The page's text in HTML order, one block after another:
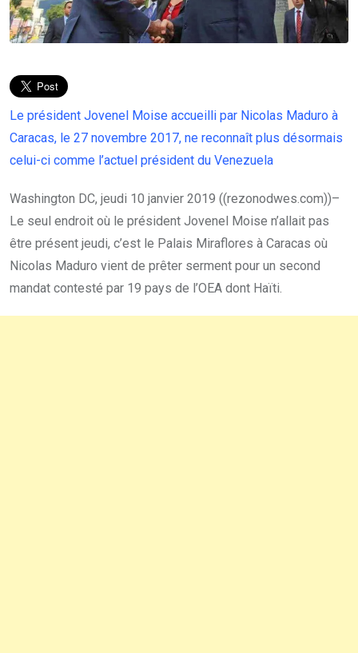
Le président Jovenel Moise accueilli par Nicolas Maduro à
Caracas, le 27 novembre 2017, ne reconnaît plus désormais
celui-ci comme l’actuel président du Venezuela
Washington DC, jeudi 10 janvier 2019 ((rezonodwes.com))–
Le seul endroit où le président Jovenel Moise n’allait pas
être présent jeudi, c’est le Palais Miraflores à Caracas où
Nicolas Maduro vient de prêter serment pour un second
mandat contesté par 19 pays de l’OEA dont Haïti.